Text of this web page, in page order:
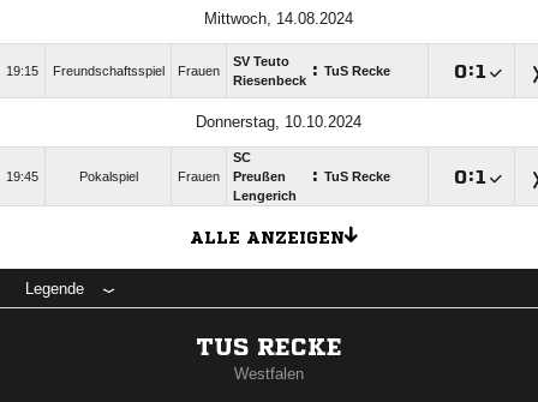
Mittwoch, 14.08.2024
19:15 Freundschaftsspiel Frauen
SV Teuto
Riesenbeck : TuS Recke :
Donnerstag, 10.10.2024
19:45 Pokalspiel Frauen
SC
Preußen
Lengerich
: TuS Recke :
ALLE ANZEIGEN
Legende
TUS RECKE
Westfalen